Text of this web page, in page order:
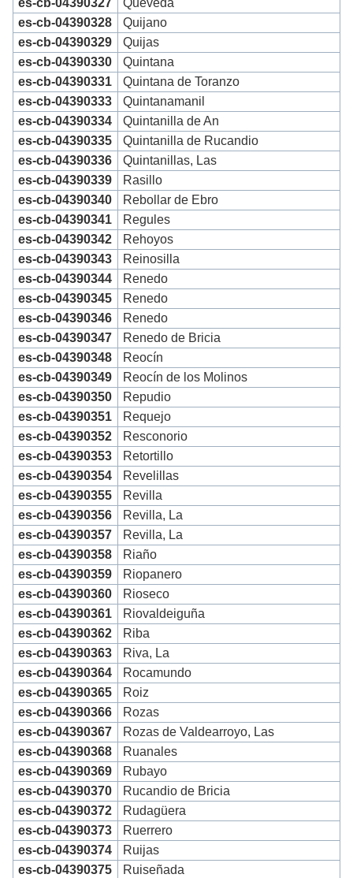
es-cb-04390327
Queveda
es-cb-04390328
Quijano
es-cb-04390329
Quijas
es-cb-04390330
Quintana
es-cb-04390331
Quintana de Toranzo
es-cb-04390333
Quintanamanil
es-cb-04390334
Quintanilla de An
es-cb-04390335
Quintanilla de Rucandio
es-cb-04390336
Quintanillas, Las
es-cb-04390339
Rasillo
es-cb-04390340
Rebollar de Ebro
es-cb-04390341
Regules
es-cb-04390342
Rehoyos
es-cb-04390343
Reinosilla
es-cb-04390344
Renedo
es-cb-04390345
Renedo
es-cb-04390346
Renedo
es-cb-04390347
Renedo de Bricia
es-cb-04390348
Reocín
es-cb-04390349
Reocín de los Molinos
es-cb-04390350
Repudio
es-cb-04390351
Requejo
es-cb-04390352
Resconorio
es-cb-04390353
Retortillo
es-cb-04390354
Revelillas
es-cb-04390355
Revilla
es-cb-04390356
Revilla, La
es-cb-04390357
Revilla, La
es-cb-04390358
Riaño
es-cb-04390359
Riopanero
es-cb-04390360
Rioseco
es-cb-04390361
Riovaldeiguña
es-cb-04390362
Riba
es-cb-04390363
Riva, La
es-cb-04390364
Rocamundo
es-cb-04390365
Roiz
es-cb-04390366
Rozas
es-cb-04390367
Rozas de Valdearroyo, Las
es-cb-04390368
Ruanales
es-cb-04390369
Rubayo
es-cb-04390370
Rucandio de Bricia
es-cb-04390372
Rudagüera
es-cb-04390373
Ruerrero
es-cb-04390374
Ruijas
es-cb-04390375
Ruiseñada